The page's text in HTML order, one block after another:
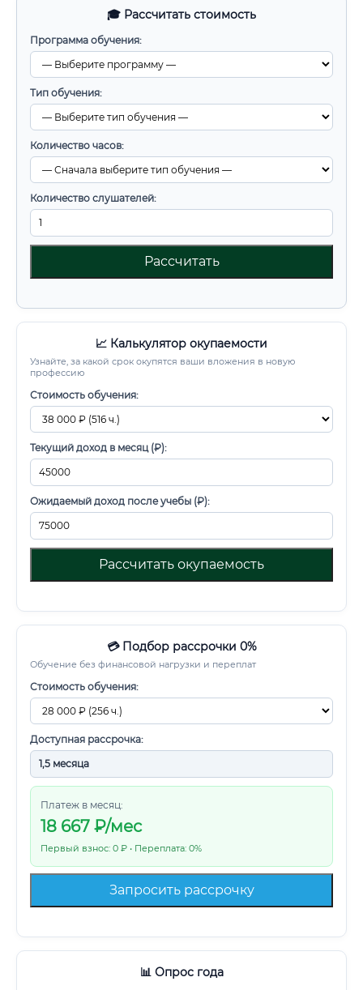
🎓 Рассчитать стоимость
Программа обучения:
Тип обучения:
Количество часов:
Количество слушателей:
Рассчитать
📈 Калькулятор окупаемости
Узнайте, за какой срок окупятся ваши вложения в новую
профессию
Стоимость обучения:
Текущий доход в месяц (₽):
Ожидаемый доход после учебы (₽):
Рассчитать окупаемость
💳 Подбор рассрочки 0%
Обучение без финансовой нагрузки и переплат
Стоимость обучения:
Доступная рассрочка:
Платеж в месяц:
18 667 ₽/мес
Первый взнос: 0 ₽ • Переплата: 0%
Запросить рассрочку
📊 Опрос года